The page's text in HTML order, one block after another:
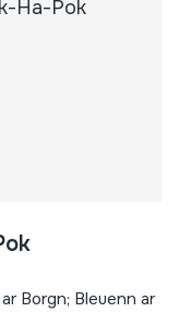
Borgn; Bleuenn ar